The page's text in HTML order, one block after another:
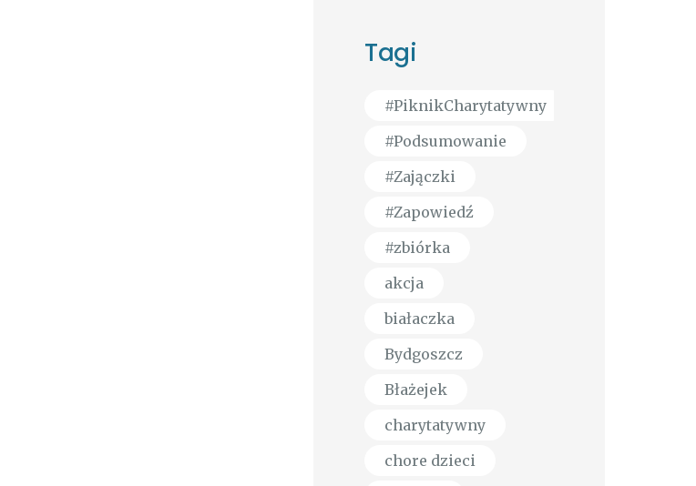
Tagi
#PiknikCharytatywny
#Podsumowanie
#Zajączki
#Zapowiedź
#zbiórka
akcja
białaczka
Bydgoszcz
Błażejek
charytatywny
chore dzieci